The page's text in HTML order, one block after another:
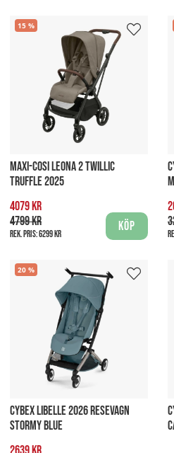
15
MAXI-COSI LEONA 2 TWILLIC
TRUFFLE 2025
4079 kr
4799 kr
Rek. pris:6299 kr
Köp
20
CYBEX LIBELLE 2026 RESEVAGN
STORMY BLUE